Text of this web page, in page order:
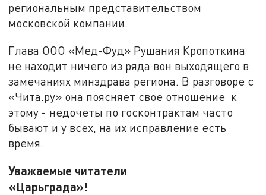
региональным представительством
московской компании.
Глава ООО «Мед-Фуд» Рушания Кропоткина
не находит ничего из ряда вон выходящего в
замечаниях минздрава региона. В разговоре с
«Чита.ру» она поясняет свое отношение к
этому - недочеты по госконтрактам часто
бывают и у всех, на их исправление есть
время.
Уважаемые читатели
«Царьграда»!